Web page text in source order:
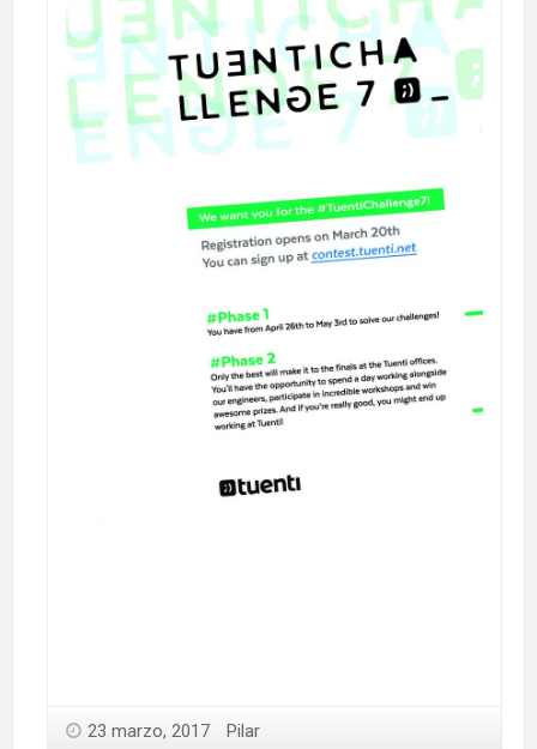
23 marzo, 2017 Pilar